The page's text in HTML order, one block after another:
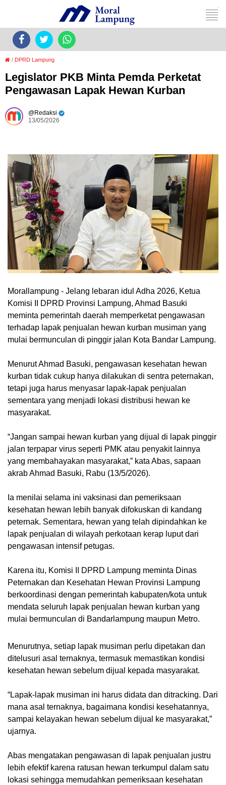
/ DPRD Lampung
Legislator PKB Minta Pemda Perketat
Pengawasan Lapak Hewan Kurban
Redaksi
13/05/2026
Morallampung - Jelang lebaran idul Adha 2026, Ketua
Komisi II DPRD Provinsi Lampung, Ahmad Basuki
meminta pemerintah daerah memperketat pengawasan
terhadap lapak penjualan hewan kurban musiman yang
mulai bermunculan di pinggir jalan Kota Bandar Lampung.
Menurut Ahmad Basuki, pengawasan kesehatan hewan
kurban tidak cukup hanya dilakukan di sentra peternakan,
tetapi juga harus menyasar lapak-lapak penjualan
sementara yang menjadi lokasi distribusi hewan ke
masyarakat.
“Jangan sampai hewan kurban yang dijual di lapak pinggir
jalan terpapar virus seperti PMK atau penyakit lainnya
yang membahayakan masyarakat,” kata Abas, sapaan
akrab Ahmad Basuki, Rabu (13/5/2026).
Ia menilai selama ini vaksinasi dan pemeriksaan
kesehatan hewan lebih banyak difokuskan di kandang
peternak. Sementara, hewan yang telah dipindahkan ke
lapak penjualan di wilayah perkotaan kerap luput dari
pengawasan intensif petugas.
Karena itu, Komisi II DPRD Lampung meminta Dinas
Peternakan dan Kesehatan Hewan Provinsi Lampung
berkoordinasi dengan pemerintah kabupaten/kota untuk
mendata seluruh lapak penjualan hewan kurban yang
mulai bermunculan di Bandarlampung maupun Metro.
Menurutnya, setiap lapak musiman perlu dipetakan dan
ditelusuri asal ternaknya, termasuk memastikan kondisi
kesehatan hewan sebelum dijual kepada masyarakat.
“Lapak-lapak musiman ini harus didata dan ditracking. Dari
mana asal ternaknya, bagaimana kondisi kesehatannya,
sampai kelayakan hewan sebelum dijual ke masyarakat,”
ujarnya.
Abas mengatakan pengawasan di lapak penjualan justru
lebih efektif karena ratusan hewan terkumpul dalam satu
lokasi sehingga memudahkan pemeriksaan kesehatan